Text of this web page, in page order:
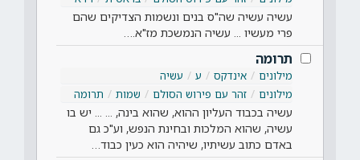
עשיה עשיה שה"ס בנים ונשמות הצדיקים שהם
פרי מעשיו ... עשיה הנמשכת מז"א.…
תרומה
מילונים אינדקס ע
עשיה
מילונים
זהר עם פירוש הסולם שמות תרומה
עשיה בכבוד העליון ההוא, שהוא בינה, ... ... יש בו
עשיה, שהוא המלכות ובחינת הנפש, וע"כ גם
באדם כתוב עשיתיו, שיהיה הוא כעין כבוד…